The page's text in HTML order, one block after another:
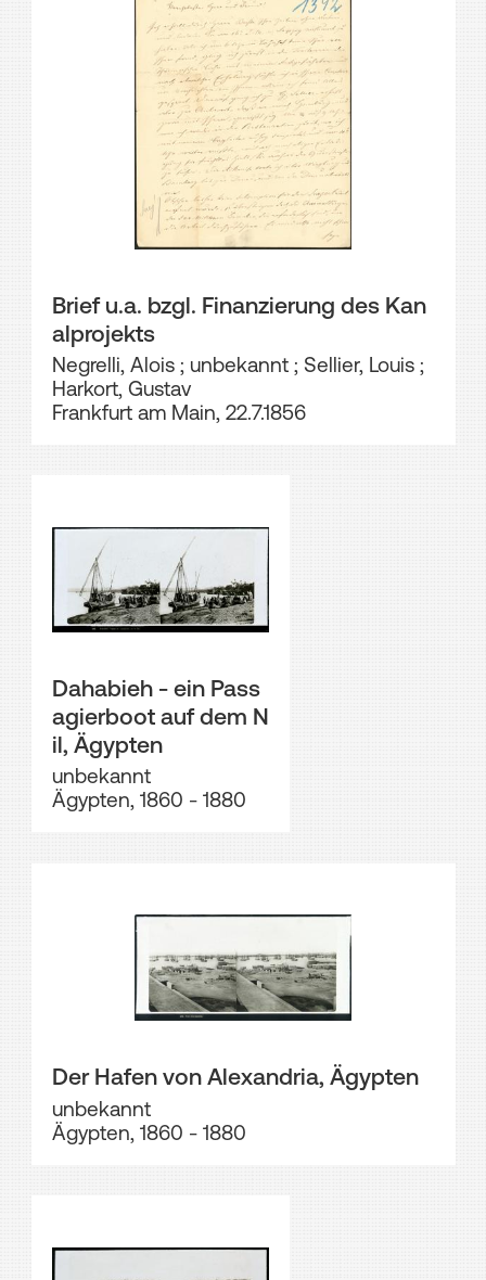
Brief u.a. bzgl. Finanzierung des Kan
alprojekts
Negrelli, Alois; unbekannt; Sellier, Louis;
Harkort, Gustav
Frankfurt am Main, 22.7.1856
Dahabieh - ein Pass
agierboot auf dem N
il, Ägypten
unbekannt
Ägypten, 1860 - 1880
Der Hafen von Alexandria, Ägypten
unbekannt
Ägypten, 1860 - 1880